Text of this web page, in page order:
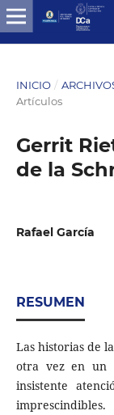
INICIO /
Artículos
Gerrit
de la
Rafael García
RESUMEN
Las historias de
otra vez en un
insistente